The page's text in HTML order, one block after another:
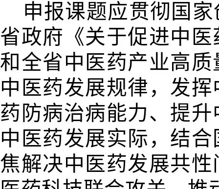
申报课题应贯彻国
省政府 《关于促进中
和全省中医药产业高
中医药发展规律，发挥
药防病治病能力、提升
中医药发展实际，结
焦解决中医药发展共